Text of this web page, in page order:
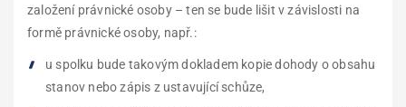
založení právnické osoby – ten se bude lišit v závislosti na
formě právnické osoby, např.:
u spolku bude takovým dokladem kopie dohody o obsahu
stanov nebo zápis z ustavující schůze,